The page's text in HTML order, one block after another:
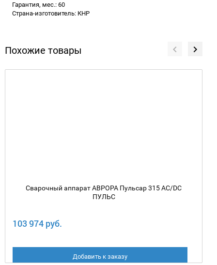
Гарантия, мес.: 60
Страна-изготовитель: КНР
Похожие товары
Сварочный аппарат АВРОРА Пульсар 315 AC/DC
ПУЛЬС
103 974 руб.
Добавить к заказу